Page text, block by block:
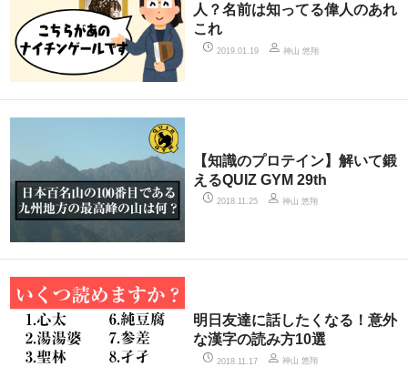
人？名前は知ってる偉人のあれ
これ
2019.01.19 神山 悠翔
【知識のプロテイン】解いて鍛
えるQUIZ GYM 29th
2018.11.25 神山 悠翔
明日友達に話したくなる！意外
な漢字の読み方10選
2018.11.17 神山 悠翔